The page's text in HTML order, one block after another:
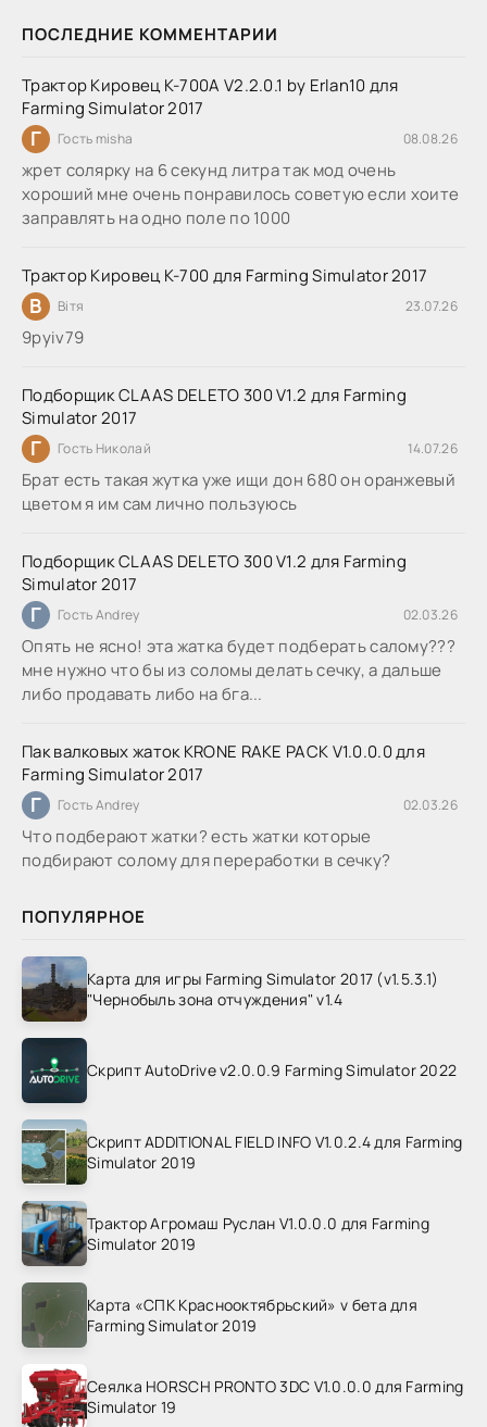
ПОСЛЕДНИЕ КОММЕНТАРИИ
Трактор Кировец К-700А V2.2.0.1 by Erlan10 для
Farming Simulator 2017
Г Гость misha 08.08.26
жрет солярку на 6 секунд литра так мод очень
хороший мне очень понравилось советую если хоите
заправлять на одно поле по 1000
Трактор Кировец К-700 для Farming Simulator 2017
В Вітя 23.07.26
9руіv79
Подборщик CLAAS DELETO 300 V1.2 для Farming
Simulator 2017
Г Гость Николай 14.07.26
Брат есть такая жутка уже ищи дон 680 он оранжевый
цветом я им сам лично пользуюсь
Подборщик CLAAS DELETO 300 V1.2 для Farming
Simulator 2017
Г Гость Andrey 02.03.26
Опять не ясно! эта жатка будет подберать салому???
мне нужно что бы из соломы делать сечку, а дальше
либо продавать либо на бга...
Пак валковых жаток KRONE RAKE PACK V1.0.0.0 для
Farming Simulator 2017
Г Гость Andrey 02.03.26
Что подберают жатки? есть жатки которые
подбирают солому для переработки в сечку?
ПОПУЛЯРНОЕ
Карта для игры Farming Simulator 2017 (v1.5.3.1)
"Чернобыль зона отчуждения" v1.4
Скрипт AutoDrive v2.0.0.9 Farming Simulator 2022
Скрипт ADDITIONAL FIELD INFO V1.0.2.4 для Farming
Simulator 2019
Трактор Агромаш Руслан V1.0.0.0 для Farming
Simulator 2019
Карта «СПК Краснооктябрьский» v бета для
Farming Simulator 2019
Сеялка HORSCH PRONTO 3DC V1.0.0.0 для Farming
Simulator 19